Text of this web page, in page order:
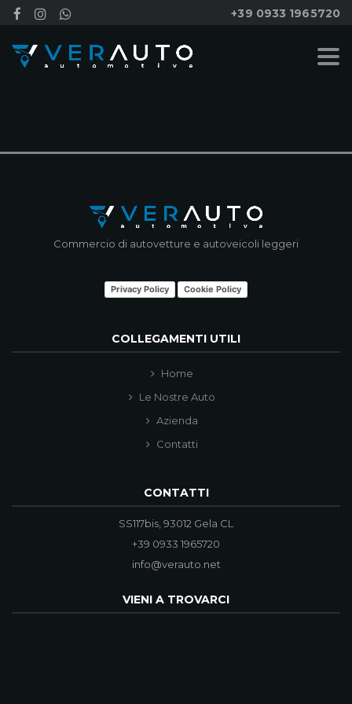
+39 0933 1965720
Commercio di autovetture e autoveicoli leggeri
Privacy Policy Cookie Policy
COLLEGAMENTI UTILI
Home
Le Nostre Auto
Azienda
Contatti
CONTATTI
SS117bis, 93012 Gela CL
+39 0933 1965720
info@verauto.net
VIENI A TROVARCI